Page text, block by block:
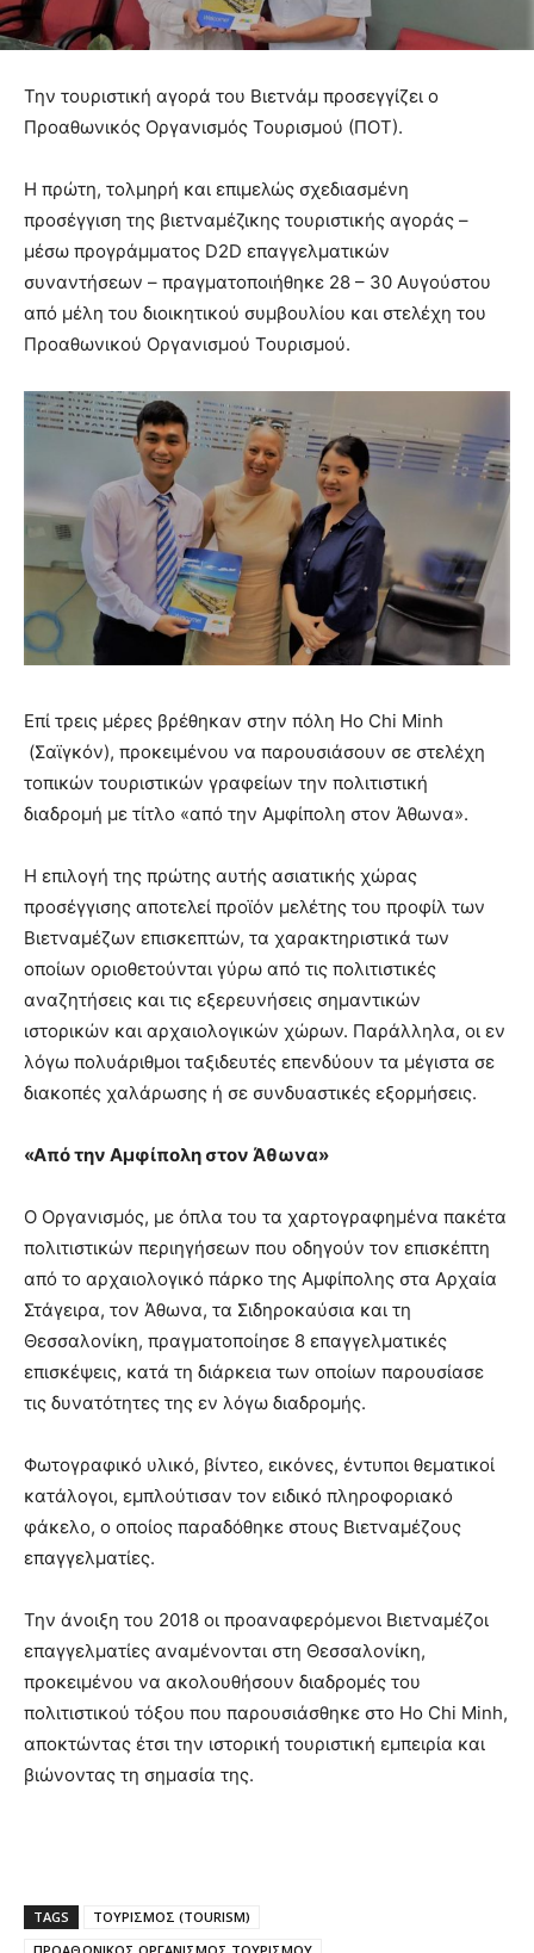
Την τουριστική αγορά του Βιετνάμ προσεγγίζει ο
Προαθωνικός Οργανισμός Τουρισμού (ΠΟΤ).
Η πρώτη, τολμηρή και επιμελώς σχεδιασμένη
προσέγγιση της βιετναμέζικης τουριστικής αγοράς –
μέσω προγράμματος D2D επαγγελματικών
συναντήσεων – πραγματοποιήθηκε 28 – 30 Αυγούστου
από μέλη του διοικητικού συμβουλίου και στελέχη του
Προαθωνικού Οργανισμού Τουρισμού.
Επί τρεις μέρες βρέθηκαν στην πόλη Ho Chi Minh
(Σαϊγκόν), προκειμένου να παρουσιάσουν σε στελέχη
τοπικών τουριστικών γραφείων την πολιτιστική
διαδρομή με τίτλο «από την Αμφίπολη στον Άθωνα».
Η επιλογή της πρώτης αυτής ασιατικής χώρας
προσέγγισης αποτελεί προϊόν μελέτης του προφίλ των
Βιετναμέζων επισκεπτών, τα χαρακτηριστικά των
οποίων οριοθετούνται γύρω από τις πολιτιστικές
αναζητήσεις και τις εξερευνήσεις σημαντικών
ιστορικών και αρχαιολογικών χώρων. Παράλληλα, οι εν
λόγω πολυάριθμοι ταξιδευτές επενδύουν τα μέγιστα σε
διακοπές χαλάρωσης ή σε συνδυαστικές εξορμήσεις.
«Από την Αμφίπολη στον Άθωνα»
Ο Οργανισμός, με όπλα του τα χαρτογραφημένα πακέτα
πολιτιστικών περιηγήσεων που οδηγούν τον επισκέπτη
από το αρχαιολογικό πάρκο της Αμφίπολης στα Αρχαία
Στάγειρα, τον Άθωνα, τα Σιδηροκαύσια και τη
Θεσσαλονίκη, πραγματοποίησε 8 επαγγελματικές
επισκέψεις, κατά τη διάρκεια των οποίων παρουσίασε
τις δυνατότητες της εν λόγω διαδρομής.
Φωτογραφικό υλικό, βίντεο, εικόνες, έντυποι θεματικοί
κατάλογοι, εμπλούτισαν τον ειδικό πληροφοριακό
φάκελο, ο οποίος παραδόθηκε στους Βιετναμέζους
επαγγελματίες.
Την άνοιξη του 2018 οι προαναφερόμενοι Βιετναμέζοι
επαγγελματίες αναμένονται στη Θεσσαλονίκη,
προκειμένου να ακολουθήσουν διαδρομές του
πολιτιστικού τόξου που παρουσιάσθηκε στο Ho Chi Minh,
αποκτώντας έτσι την ιστορική τουριστική εμπειρία και
βιώνοντας τη σημασία της.
TAGS
ΤΟΥΡΙΣΜΟΣ (TOURISM)